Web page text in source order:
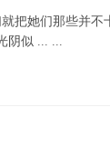
把她们那些并不
阴似 ... ...